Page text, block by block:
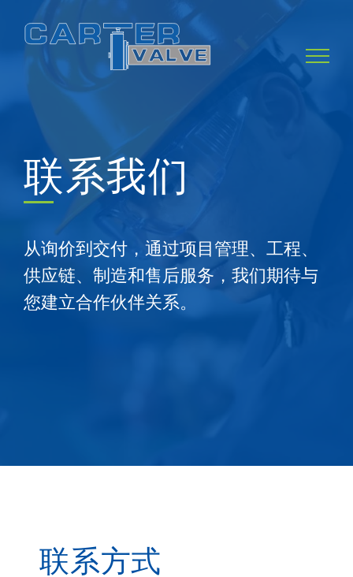
content
联系我们
从询价到交付，通过项目管理、工程、
供应链、制造和售后服务，我们期待与
您建立合作伙伴关系。
联系方式